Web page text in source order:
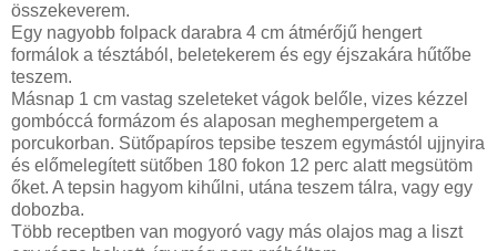
összekeverem.
Egy nagyobb folpack darabra 4 cm átmérőjű hengert
formálok a tésztából, beletekerem és egy éjszakára hűtőbe
teszem.
Másnap 1 cm vastag szeleteket vágok belőle, vizes kézzel
gombóccá formázom és alaposan meghempergetem a
porcukorban. Sütőpapíros tepsibe teszem egymástól ujjnyira
és előmelegített sütőben 180 fokon 12 perc alatt megsütöm
őket. A tepsin hagyom kihűlni, utána teszem tálra, vagy egy
dobozba.
Több receptben van mogyoró vagy más olajos mag a liszt